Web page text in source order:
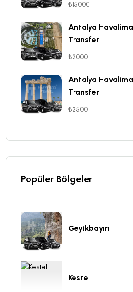
₺15000
Antalya
Transfer
₺2000
Antalya
Transfer
₺2500
Popüler Bölgeler
Geyikbayırı
Kestel